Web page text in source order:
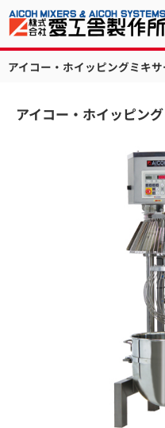
アイコー・ホイッピングミキサ
アイコー・ホイッピン